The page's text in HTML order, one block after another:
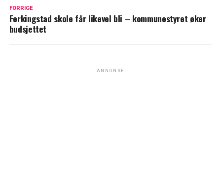
FORRIGE
Ferkingstad skole får likevel bli – kommunestyret øker
budsjettet
ANNONSE